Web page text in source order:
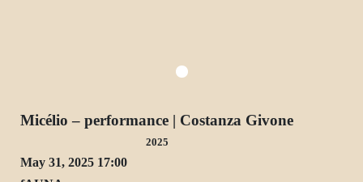
Micélio – performance | Costanza Givone
2025
May 31, 2025 17:00